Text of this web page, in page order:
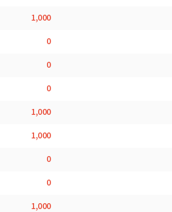
1,000
0
0
0
1,000
1,000
0
0
1,000